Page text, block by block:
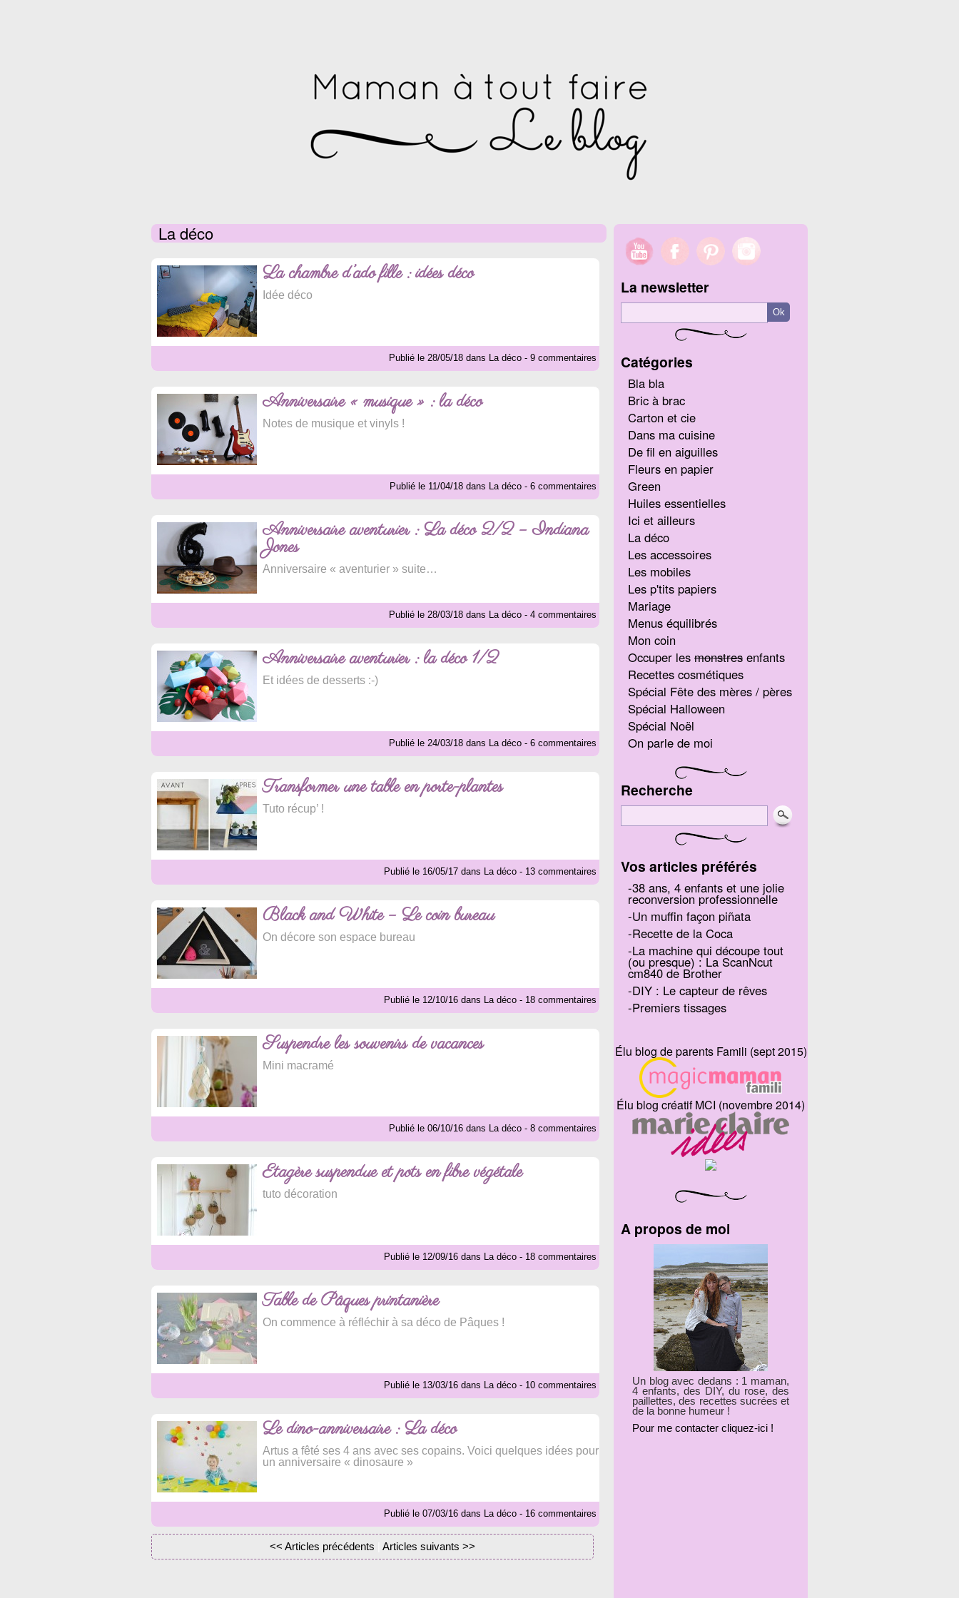
La déco
La chambre d’ado fille : idées déco
Idée déco
Publié le 28/05/18 dans La déco - 9 commentaires
Anniversaire « musique » : la déco
Notes de musique et vinyls !
Publié le 11/04/18 dans La déco - 6 commentaires
Anniversaire aventurier : La déco 2/2 – Indiana
Jones
Anniversaire « aventurier » suite…
Publié le 28/03/18 dans La déco - 4 commentaires
Anniversaire aventurier : la déco 1/2
Et idées de desserts :-)
Publié le 24/03/18 dans La déco - 6 commentaires
Transformer une table en porte-plantes
Tuto récup’ !
Publié le 16/05/17 dans La déco - 13 commentaires
Black and White – Le coin bureau
On décore son espace bureau
Publié le 12/10/16 dans La déco - 18 commentaires
Suspendre les souvenirs de vacances
Mini macramé
Publié le 06/10/16 dans La déco - 8 commentaires
Etagère suspendue et pots en fibre végétale
tuto décoration
Publié le 12/09/16 dans La déco - 18 commentaires
Table de Pâques printanière
On commence à réfléchir à sa déco de Pâques !
Publié le 13/03/16 dans La déco - 10 commentaires
Le dino-anniversaire : La déco
Artus a fêté ses 4 ans avec ses copains. Voici quelques idées pour
un anniversaire « dinosaure »
Publié le 07/03/16 dans La déco - 16 commentaires
<< Articles précédents Articles suivants >>
La newsletter
Catégories
Bla bla
Bric à brac
Carton et cie
Dans ma cuisine
De fil en aiguilles
Fleurs en papier
Green
Huiles essentielles
Ici et ailleurs
La déco
Les accessoires
Les mobiles
Les p'tits papiers
Mariage
Menus équilibrés
Mon coin
Occuper les monstres enfants
Recettes cosmétiques
Spécial Fête des mères / pères
Spécial Halloween
Spécial Noël
On parle de moi
Recherche
Vos articles préférés
38 ans, 4 enfants et une jolie
reconversion professionnelle
Un muffin façon piñata
Recette de la Coca
La machine qui découpe tout
(ou presque) : La ScanNcut
cm840 de Brother
DIY : Le capteur de rêves
Premiers tissages
Élu blog de parents Famili (sept 2015)
Élu blog créatif MCI (novembre 2014)
A propos de moi
Un blog avec dedans : 1 maman,
4 enfants, des DIY, du rose, des
paillettes, des recettes sucrées et
de la bonne humeur !
Pour me contacter cliquez-ici !